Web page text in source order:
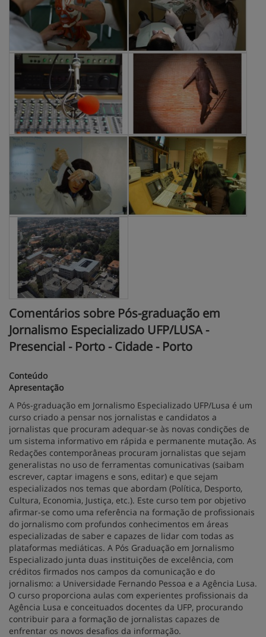
Comentários sobre Pós-graduação em
Jornalismo Especializado UFP/LUSA -
Presencial - Porto - Cidade - Porto
Conteúdo
Apresentação
A Pós-graduação em Jornalismo Especializado UFP/Lusa é um
curso criado a pensar nos jornalistas e candidatos a
jornalistas que procuram adequar-se às novas condições de
um sistema informativo em rápida e permanente mutação. As
Redações contemporâneas procuram jornalistas que sejam
generalistas no uso de ferramentas comunicativas (saibam
escrever, captar imagens e sons, editar) e que sejam
especializados nos temas que abordam (Política, Desporto,
Cultura, Economia, Justiça, etc.). Este curso tem por objetivo
afirmar-se como uma referência na formação de profissionais
do jornalismo com profundos conhecimentos em áreas
especializadas de saber e capazes de lidar com todas as
plataformas mediáticas. A Pós Graduação em Jornalismo
Especializado junta duas instituições de excelência, com
créditos firmados nos campos da comunicação e do
jornalismo: a Universidade Fernando Pessoa e a Agência Lusa.
O curso proporciona aulas com experientes profissionais da
Agência Lusa e conceituados docentes da UFP, procurando
contribuir para a formação de jornalistas capazes de
enfrentar os novos desafios da informação.